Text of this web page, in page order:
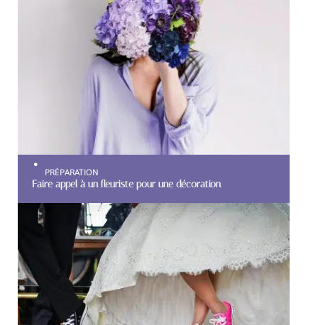
PRÉPARATION
Faire appel à un fleuriste pour une décoration